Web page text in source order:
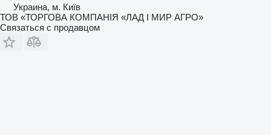
Украина, м. Київ
ТОВ «ТОРГОВА КОМПАНІЯ «ЛАД І МИР АГРО»
Связаться с продавцом